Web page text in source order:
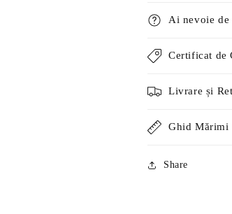
Ai nevoie de
Certificat de
Livrare și
Ghid Mărimi
Share